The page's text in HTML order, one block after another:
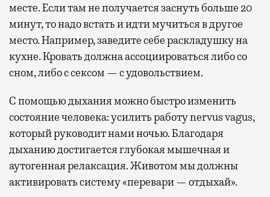
месте. Если там не получается заснуть больше 20
минут, то надо встать и идти мучиться в другое
место. Например, заведите себе раскладушку на
кухне. Кровать должна ассоциироваться либо со
сном, либо с сексом — с удовольствием.
С помощью дыхания можно быстро изменить
состояние человека: усилить работу nervus vagus,
который руководит нами ночью. Благодаря
дыханию достигается глубокая мышечная и
аутогенная релаксация. Животом мы должны
активировать систему «перевари — отдыхай».